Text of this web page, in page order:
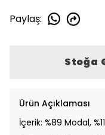
Paylaş:
Stoğa
Ürün Açıklaması
İçerik: %89 Modal, %11